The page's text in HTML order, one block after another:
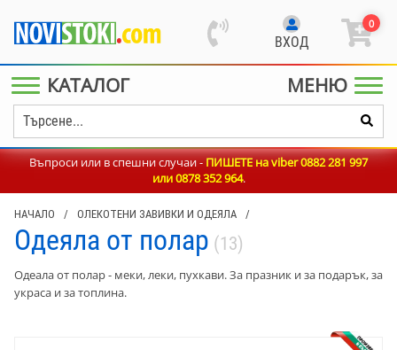
ВХОД
0
КАТАЛОГ МЕНЮ
Въпроси или в спешни случаи -ПИШЕТЕ на viber 0882 281 997
или0878 352 964.
НАЧАЛО / ОЛЕКОТЕНИ ЗАВИВКИ И ОДЕЯЛА /
Одеяла от полар (13)
Одеала от полар - меки, леки, пухкави. За празник и за подарък, за
украса и за топлина.